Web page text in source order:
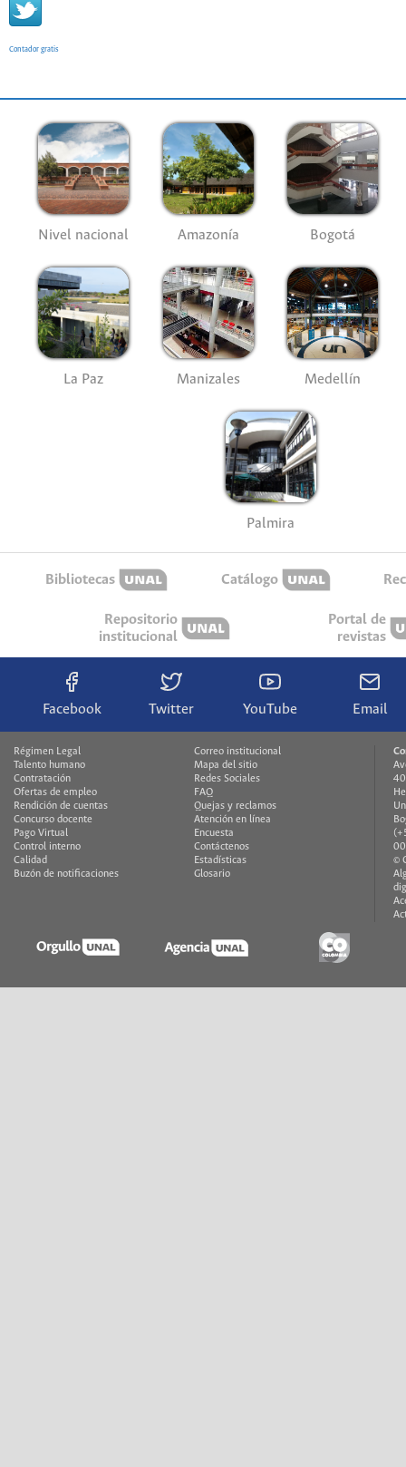
Contador gratis
Nivel nacional Amazonía Bogotá
La Paz Manizales Medellín
Palmira
Bibliotecas Catálogo
Repositorio
institucional
Portal de
revistas
Facebook Twitter YouTube Email
Régimen Legal
Talento humano
Contratación
Ofertas de empleo
Rendición de cuentas
Concurso docente
Pago Virtual
Control interno
Calidad
Buzón de notificaciones
Correo institucional
Mapa del sitio
Redes Sociales
FAQ
Quejas y reclamos
Atención en línea
Encuesta
Contáctenos
Estadísticas
Glosario
©